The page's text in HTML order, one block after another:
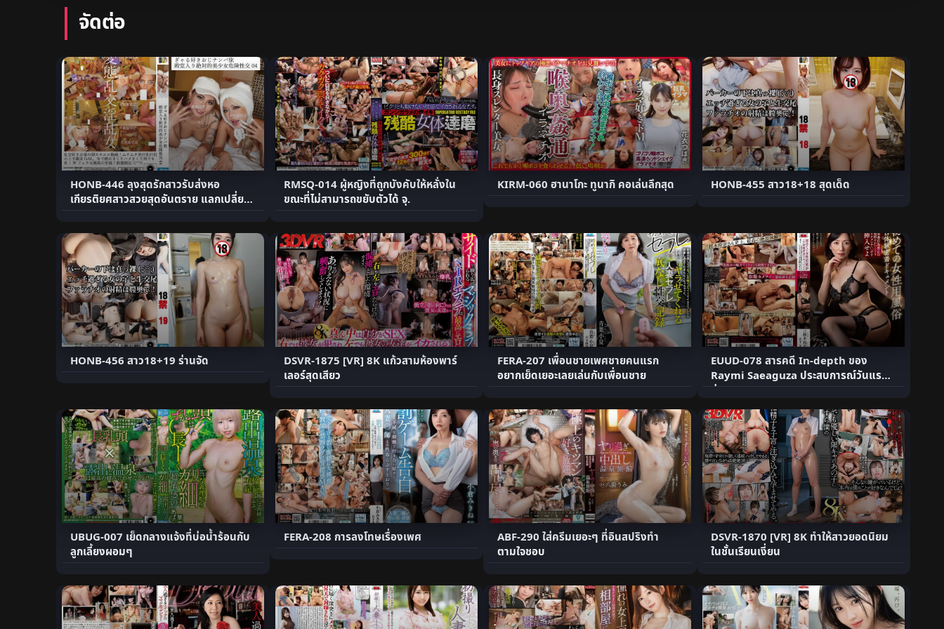
จัดต่อ
HONB-446 ลุงสุดรักสาวรับส่งหอ
เกียรติยศสาวสวยสุดอันตราย แลกเปลี่ยน
.
RMSQ-014 ผู้หญิงที่ถูกบังคับให้หลั่งใน
ขณะที่ไม่สามารถขยับตัวได้ จุ.
KIRM-060 ฮานาโกะ ทูนากิ คอเล่นลึกสุด HONB-455 สาว18+18 สุดเด็ด
HONB-456 สาว18+19 ร่านจัด
DSVR-1875 [VR] 8K แก้วสามห้องพาร์
เลอร์สุดเสียว
FERA-207 เพื่อนชายเพศชายคนแรก
อยากเย็ดเยอะเลยเล่นกับเพื่อนชาย
EUUD-078 สารคดี In-depth ของ
Raymi Saeaguza ประสบการณ์วันแรกที่
ซ่อ.
UBUG-007 เย็ดกลางแจ้งที่บ่อน้ำร้อนกับ
ลูกเลี้ยงผอมๆ
FERA-208 การลงโทษเรื่องเพศ
ABF-290 ใส่ครีมเยอะๆ ที่อินสปริงทำ
ตามใจชอบ
DSVR-1870 [VR] 8K ทำให้สาวยอดนิยม
ในชั้นเรียนเงี่ยน